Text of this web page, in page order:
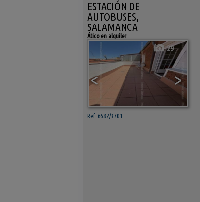
ESTACIÓN DE
AUTOBUSES,
SALAMANCA
Ático en alquiler
< >
29
Ref. 6682/3701